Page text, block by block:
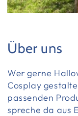
Über uns
Wer gerne
Cosplay
passenden
spreche da aus